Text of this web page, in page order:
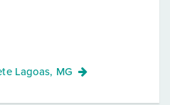
Lagoas, MG